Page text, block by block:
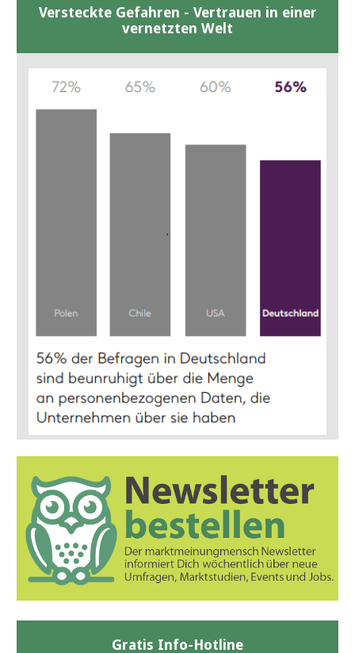
Versteckte Gefahren - Vertrauen in einer
vernetzten Welt
Gratis Info-Hotline